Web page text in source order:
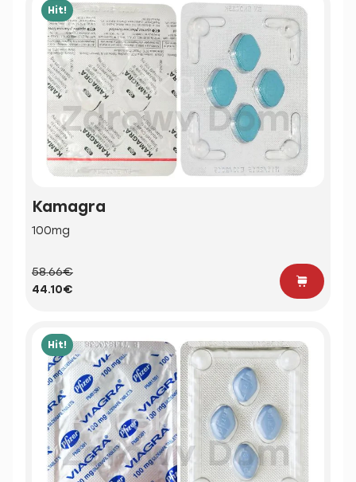
Hit!
Kamagra
100mg
58.66€
44.10€
Hit!